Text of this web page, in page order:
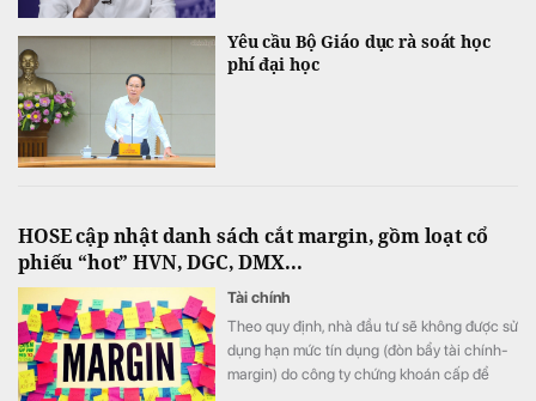
Yêu cầu Bộ Giáo dục rà soát học
phí đại học
HOSE cập nhật danh sách cắt margin, gồm loạt cổ
phiếu “hot” HVN, DGC, DMX...
Tài chính
Theo quy định, nhà đầu tư sẽ không được sử
dụng hạn mức tín dụng (đòn bẩy tài chính-
margin) do công ty chứng khoán cấp để